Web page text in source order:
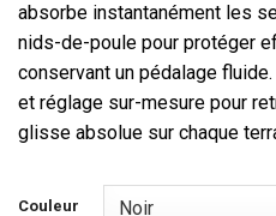
absorbe instantanément les
nids-de-poule pour protéger
conservant un pédalage
et réglage sur-mesure pour
glisse absolue sur chaque
Couleur